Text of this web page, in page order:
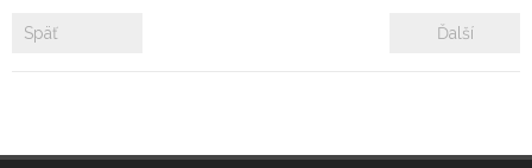
Späť Ďalší